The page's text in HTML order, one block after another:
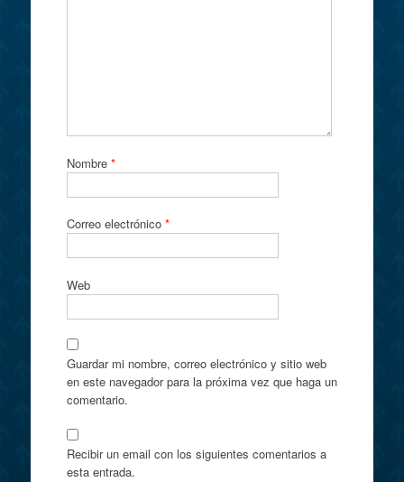
Nombre *
Correo electrónico *
Web
Guardar mi nombre, correo electrónico y sitio web
en este navegador para la próxima vez que haga un
comentario.
Recibir un email con los siguientes comentarios a
esta entrada.